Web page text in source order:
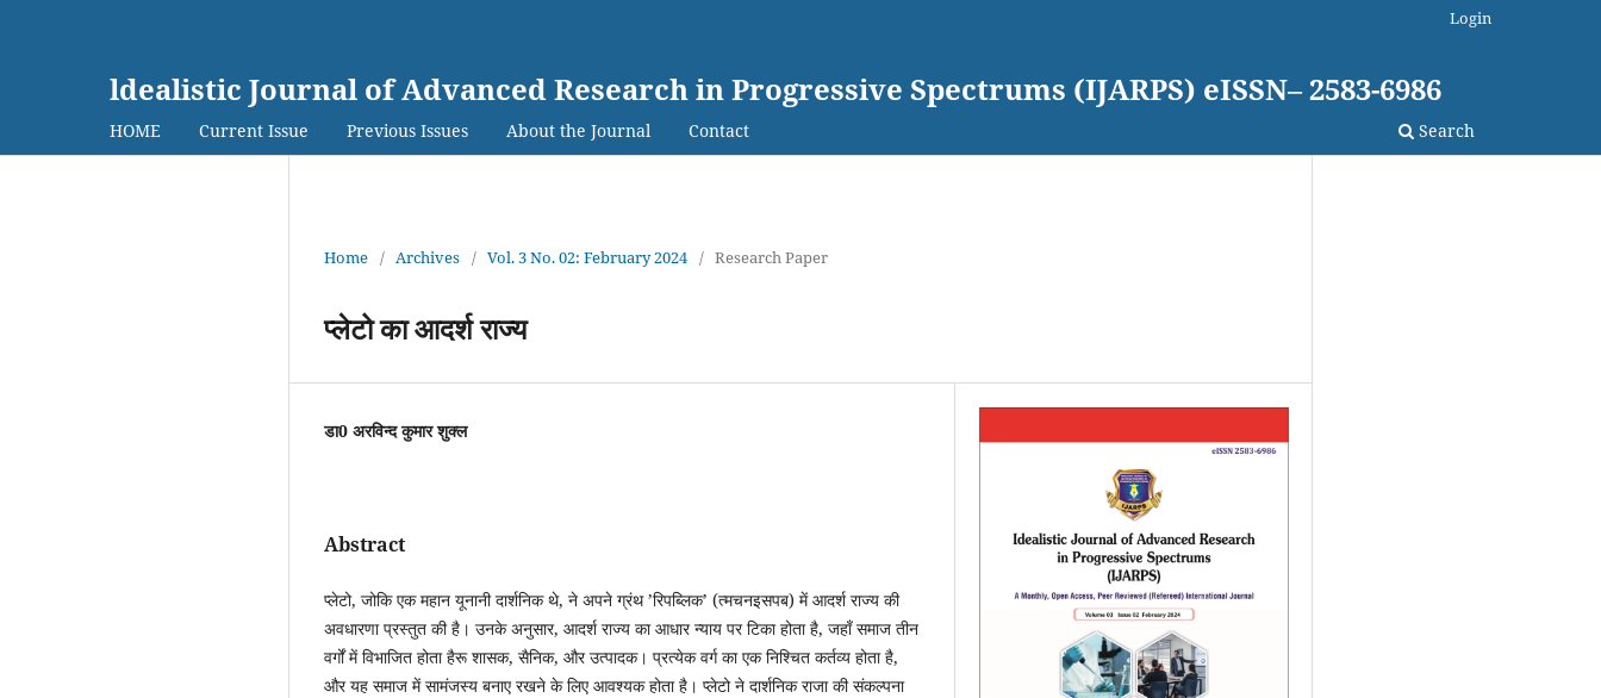
ldealistic Journal of Advanced Research in Progressive Spectrums (IJARPS) eISSN– 2583-6986
HOME Current Issue Previous Issues About the Journal Contact Search
Login
Home / Archives / Vol. 3 No. 02: February 2024 / Research Paper
प्लेटो का आदर्श राज्य
डा0 अरविन्द कुमार शुक्ल
Abstract
प्लेटो, जोकि एक महान यूनानी दार्शनिक थे, ने अपने ग्रंथ ’रिपब्लिक’ (त्मचनइसपब) में आदर्श राज्य की
अवधारणा प्रस्तुत की है। उनके अनुसार, आदर्श राज्य का आधार न्याय पर टिका होता है, जहाँ समाज तीन
वर्गों में विभाजित होता हैरू शासक, सैनिक, और उत्पादक। प्रत्येक वर्ग का एक निश्चित कर्तव्य होता है,
और यह समाज में सामंजस्य बनाए रखने के लिए आवश्यक होता है। प्लेटो ने दार्शनिक राजा की संकल्पना